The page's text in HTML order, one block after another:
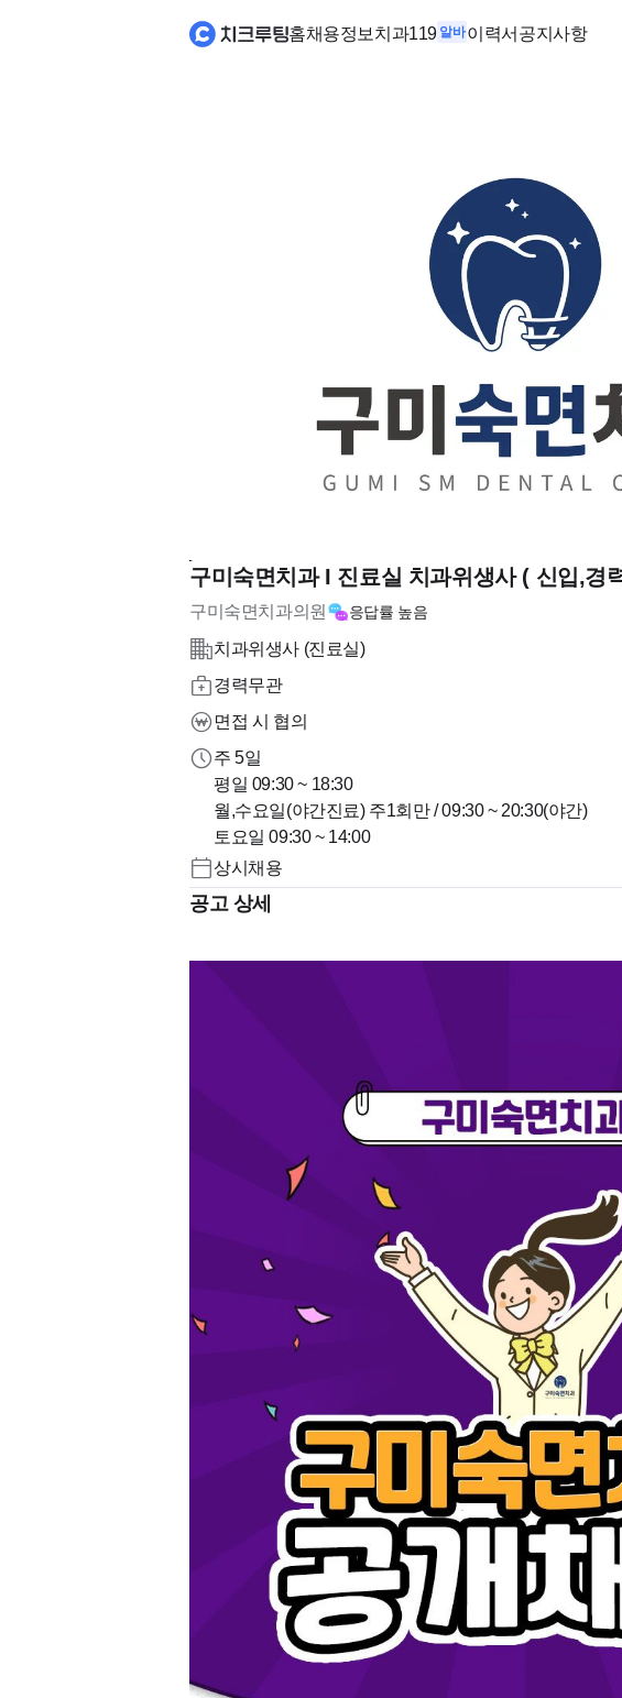
홈채용정보 치과119 알바이력서 공지사항
구미숙면치과 I 진료실 치과위생사 ( 신입,경
구미숙면치과의원 응답률 높음
치과위생사 (진료실)
경력무관
면접 시 협의
주 5일
평일 09:30 ~ 18:30
월,수요일(야간진료) 주1회만 / 09:30 ~ 20:30(야간)
토요일 09:30 ~ 14:00
상시채용
공고 상세